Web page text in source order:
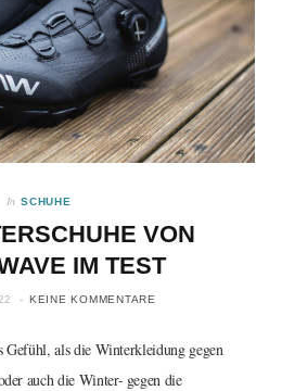
In SCHUHE
VON
IM TEST
KEINE KOMMENTARE
Gefühl, als die Winterkleidung gegen
auch die Winter- gegen die